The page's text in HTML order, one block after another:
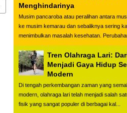
Menghindarinya
Musim pancaroba atau peralihan antara
ke musim kemarau dan sebaliknya sering
menimbulkan masalah kesehatan.
Tren Olahraga Lari:
Menjadi Gaya Hidup
Modern
Di tengah perkembangan zaman yang
modern, olahraga lari telah menjadi salah
fisik yang sangat populer di berbagai kal...